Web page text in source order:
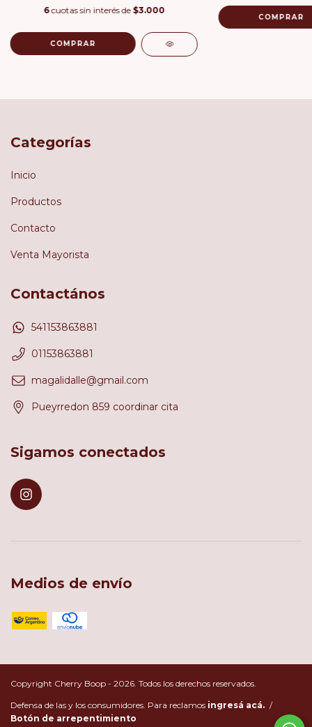
6 cuotas sin interés de $3.000
COMPRAR
COMPRAR
Categorías
Inicio
Productos
Contacto
Venta Mayorista
Contactános
541153863881
01153863881
magalidalle@gmail.com
Pueyrredon 859 coordinar cita
Sigamos conectados
Medios de envío
Copyright Cherry Boop - 2026. Todos los derechos reservados.
Defensa de las y los consumidores. Para reclamos ingresá acá. /
Botón de arrepentimiento